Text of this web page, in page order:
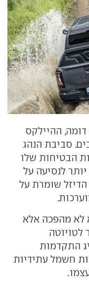
ההיילקס
סביבת הנהג
הבטיחות שלו
לנסיעה על
שומרת על
לא מהפכה אלא
לטויוטה
התקדמות
חשמל עתידיות